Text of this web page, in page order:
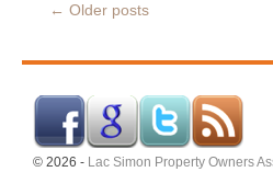
← Older posts
© 2026 - Lac Simon Property Owners